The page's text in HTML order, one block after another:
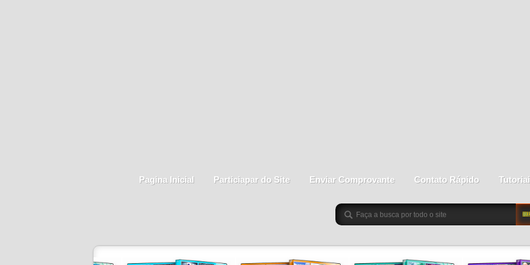
Pagina Inicial Particiapar do Site Enviar Comprovante Contato Rápido